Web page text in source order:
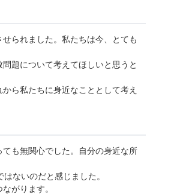
られました。私たちは今、とても
題について考えてほしいと思うと
ら私たちに身近なこととして考え
も無関心でした。自分の身近な所
ないのだと感じました。
がります。